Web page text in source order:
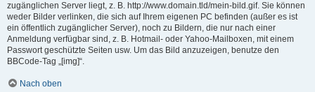
zugänglichen Server liegt, z. B. http://www.domain.tld/mein-bild.gif. Sie können
weder Bilder verlinken, die sich auf Ihrem eigenen PC befinden (außer es ist
ein öffentlich zugänglicher Server), noch zu Bildern, die nur nach einer
Anmeldung verfügbar sind, z. B. Hotmail- oder Yahoo-Mailboxen, mit einem
Passwort geschützte Seiten usw. Um das Bild anzuzeigen, benutze den
BBCode-Tag „[img]“.
Nach oben